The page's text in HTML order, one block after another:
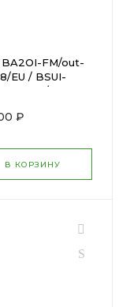
BA2OI-FM/out-
EU / BSUI-
09HN8/EUx2
₽
В КОРЗИНУ